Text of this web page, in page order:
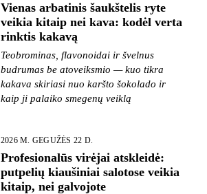
Vienas arbatinis šaukštelis ryte
veikia kitaip nei kava: kodėl verta
rinktis kakavą
Teobrominas, flavonoidai ir švelnus
budrumas be atoveiksmio — kuo tikra
kakava skiriasi nuo karšto šokolado ir
kaip ji palaiko smegenų veiklą
2026 M. GEGUŽĖS 22 D.
Profesionalūs virėjai atskleidė:
putpelių kiaušiniai salotose veikia
kitaip, nei galvojote